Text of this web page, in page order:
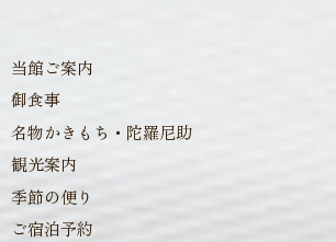
当館ご案内
御食事
名物かきもち・陀羅尼助
観光案内
季節の便り
ご宿泊予約